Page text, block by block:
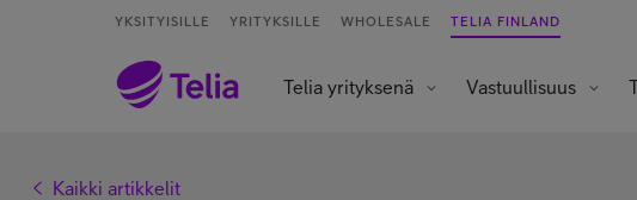
YKSITYISILLE YRITYKSILLE WHOLESALE TELIA FINLAND
Telia yrityksenä Vastuullisuus
Kaikki artikkelit